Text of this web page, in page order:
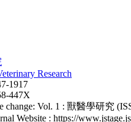
Research
1917
447X
change: Vol. 1 : 獸醫學研究
Website : https://